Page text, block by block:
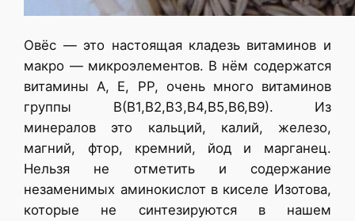
Овёс — это настоящая кладезь витаминов и
макро — микроэлементов. В нём содержатся
витамины А, Е, РР, очень много витаминов
группы В(В1,В2,В3,В4,В5,В6,В9). Из
минералов это кальций, калий, железо,
магний, фтор, кремний, йод и марганец.
Нельзя не отметить и содержание
незаменимых аминокислот в киселе Изотова,
которые не синтезируются в нашем